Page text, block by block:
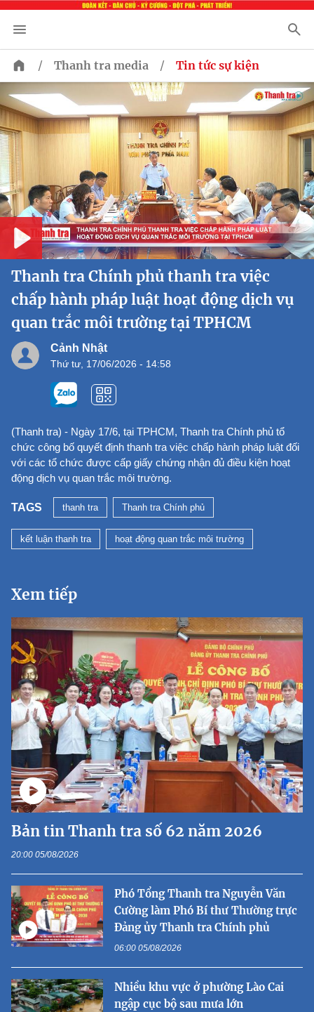
/ Thanh tra media / Tin tức sự kiện
Play
Thanh tra Chính phủ thanh tra việc
chấp hành pháp luật hoạt động dịch vụ
quan trắc môi trường tại TPHCM
Cảnh Nhật
Thứ tư, 17/06/2026 - 14:58
(Thanh tra) - Ngày 17/6, tại TPHCM, Thanh tra Chính phủ tổ
chức công bố quyết định thanh tra việc chấp hành pháp luật đối
với các tổ chức được cấp giấy chứng nhận đủ điều kiện hoạt
động dịch vụ quan trắc môi trường.
TAGS thanh tra Thanh tra Chính phủ
kết luận thanh tra hoạt động quan trắc môi trường
Xem tiếp
Bản tin Thanh tra số 62 năm 2026
20:00 05/08/2026
Phó Tổng Thanh tra Nguyễn Văn
Cường làm Phó Bí thư Thường trực
Đảng ủy Thanh tra Chính phủ
06:00 05/08/2026
Nhiều khu vực ở phường Lào Cai
ngập cục bộ sau mưa lớn